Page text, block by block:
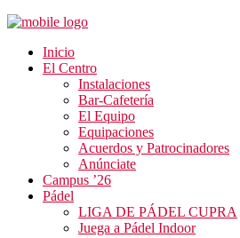
Inicio
El Centro
Instalaciones
Bar-Cafetería
El Equipo
Equipaciones
Acuerdos y Patrocinadores
Anúnciate
Campus ’26
Pádel
LIGA DE PÁDEL CUPRA
Juega a Pádel Indoor